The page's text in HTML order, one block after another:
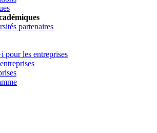
partenaires
pour les entreprises